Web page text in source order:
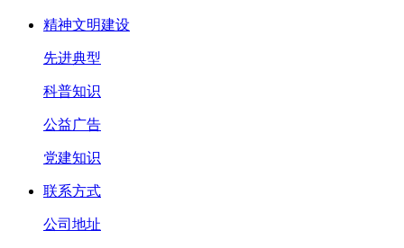
精神文明建设
先进典型
科普知识
公益广告
党建知识
联系方式
公司地址